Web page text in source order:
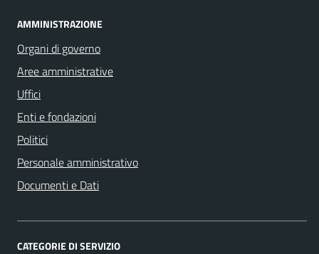
AMMINISTRAZIONE
Organi di governo
Aree amministrative
Uffici
Enti e fondazioni
Politici
Personale amministrativo
Documenti e Dati
CATEGORIE DI SERVIZIO